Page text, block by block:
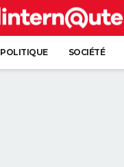
POLITIQUE SOCIÉTÉ